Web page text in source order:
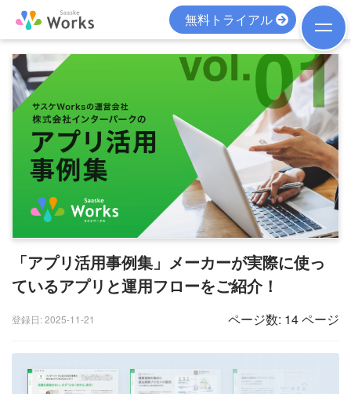
無料トライアル
「アプリ活用事例集」メーカーが実際に使っ
ているアプリと運用フローをご紹介！
登録日: 2025-11-21 ページ数: 14 ページ